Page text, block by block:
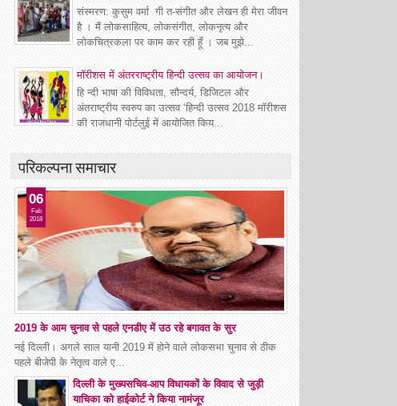
संस्मरण: कुसुम वर्मा गी त-संगीत और लेखन ही मेरा जीवन
है । मैं लोकसाहित्य, लोकसंगीत, लोकनृत्य और
लोकचित्रकला पर काम कर रही हूँ । जब मुझे...
मॉरीशस में अंतरराष्ट्रीय हिन्दी उत्सव का आयोजन।
हि न्दी भाषा की विविधता, सौन्दर्य, डिजिटल और
अंतराष्ट्रीय स्वरुप का उत्सव ‘हिन्दी उत्सव 2018 मॉरीशस
की राजधानी पोर्टलुई में आयोजित किय...
परिकल्पना समाचार
2019 के आम चुनाव से पहले एनडीए में उठ रहे बगावत के सुर
06
Feb
2018
नई दिल्ली। अगले साल यानी 2019 में होने वाले लोकसभा चुनाव से ठीक
पहले बीजेपी के नेतृत्व वाले ए...
दिल्ली के मुख्यसचिव-आप विधायकों के विवाद से जुड़ी
याचिका को हाईकोर्ट ने किया नामंजूर